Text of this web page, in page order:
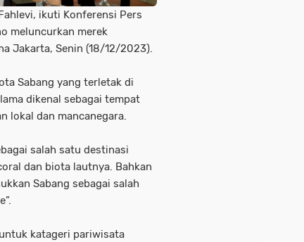
ikuti Konferensi Pers
meluncurkan merek
Jakarta, Senin (18/12/2023).
Sabang yang terletak di
dikenal sebagai tempat
lokal dan mancanegara.
salah satu destinasi
dan biota lautnya. Bahkan
Sabang sebagai salah
katageri pariwisata